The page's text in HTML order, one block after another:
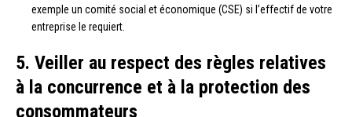
exemple un comité social et économique (CSE) si l’effectif de votre
entreprise le requiert.
5. Veiller au respect des règles relatives
à la concurrence et à la protection des
consommateurs